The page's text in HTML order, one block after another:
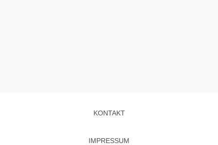
KONTAKT
IMPRESSUM